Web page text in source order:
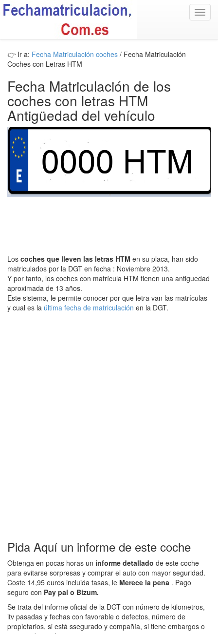
👉 Ir a: Fecha Matriculación coches / Fecha Matriculación
Coches con Letras HTM
Fecha Matriculación de los
coches con letras HTM
Antigüedad del vehículo
Los coches que lleven las letras HTM en su placa, han sido
matriculados por la DGT en fecha : Noviembre 2013.
Y por tanto, los coches con matrícula HTM tienen una antiguedad
aproximada de 13 años.
Este sistema, le permite conocer por que letra van las matrículas
y cual es la última fecha de matriculación en la DGT.
Pida Aquí un informe de este coche
Obtenga en pocas horas un informe detallado de este coche
para evitarse sorpresas y comprar el auto con mayor seguridad.
Coste 14,95 euros incluida tasas, le Merece la pena . Pago
seguro con Pay pal o Bizum.
Se trata del informe oficial de la DGT con número de kilometros,
itv pasadas y fechas con favorable o defectos, número de
propietarios, si está ssegurado y compañía, si tiene embargos o